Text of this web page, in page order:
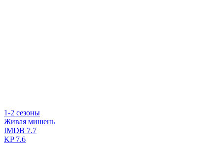
1-2 сезоны
Живая мишень
IMDB 7.7
KP7.6